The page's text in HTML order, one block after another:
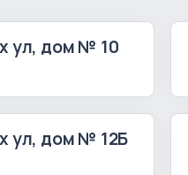
ул, дом № 10
ул, дом № 12Б